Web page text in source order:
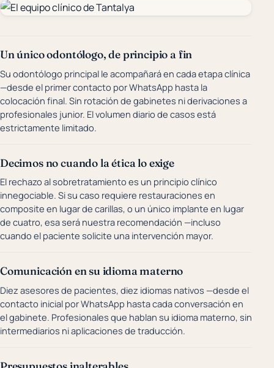
Un único odontólogo, de principio a fin
Su odontólogo principal le acompañará en cada etapa clínica
—desde el primer contacto por WhatsApp hasta la
colocación final. Sin rotación de gabinetes ni derivaciones a
profesionales junior. El volumen diario de casos está
estrictamente limitado.
Decimos no cuando la ética lo exige
El rechazo al sobretratamiento es un principio clínico
innegociable. Si su caso requiere restauraciones en
composite en lugar de carillas, o un único implante en lugar
de cuatro, esa será nuestra recomendación —incluso
cuando el paciente solicite una intervención mayor.
Comunicación en su idioma materno
Diez asesores de pacientes, diez idiomas nativos —desde el
contacto inicial por WhatsApp hasta cada conversación en
el gabinete. Profesionales que hablan su idioma materno, sin
intermediarios ni aplicaciones de traducción.